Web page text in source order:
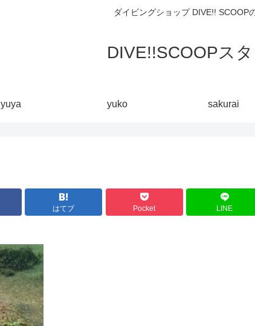
ダイビングショップ DIVE!! SCOOP
DIVE!!SCOOPス
yuya yuko sakurai
はてブ Pocket LINE